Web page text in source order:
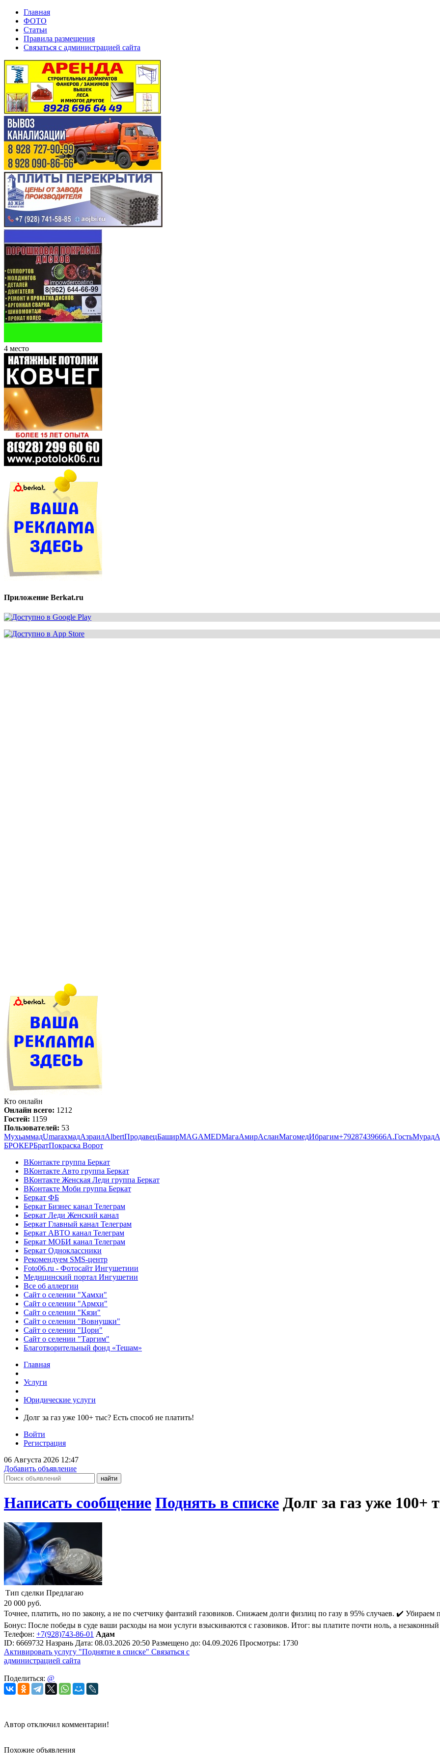
Главная
ФОТО
Статьи
Правила размещения
Связаться с администрацией сайта
4 место
Приложение Berkat.ru
Кто онлайн
Онлайн всего: 1212
Гостей: 1159
Пользователей: 53
МухьаммадUmarахмадАзраилAlbertПродавецБаширMAGAMEDМагаАмирАсланМагомедИбрагим+79287439666А.ГостьМурад
БРОКЕРБратПокраска Ворот
ВКонтакте группа Беркат
ВКонтакте Авто группа Беркат
ВКонтакте Женская Леди группа Беркат
ВКонтакте Моби группа Беркат
Беркат ФБ
Беркат Бизнес канал Телеграм
Беркат Леди Женский канал
Беркат Главный канал Телеграм
Беркат АВТО канал Телеграм
Беркат МОБИ канал Телеграм
Беркат Одноклассники
Рекомендуем SMS-центр
Foto06.ru - Фотосайт Ингушетиии
Медицинский портал Ингушетии
Все об аллергии
Сайт о селении "Хамхи"
Сайт о селении "Армхи"
Сайт о селении "Кязи"
Сайт о селении "Вовнушки"
Сайт о селении "Цори"
Сайт о селении "Таргим"
Благотворительный фонд «Тешам»
Главная
Услуги
Юридические услуги
Долг за газ уже 100+ тыс? Есть способ не платить!
Войти
Регистрация
06 Августа 2026 12:47
Добавить объявление
Написать сообщение Поднять в списке Долг за газ уже 100+
Тип сделки Предлагаю
20 000 руб.
Точнее, платить, но по закону, а не по счетчику фантазий газовиков. Снижаем долги физлиц по газу в 95% случаев. ✔️
Бонус: После победы в суде ваши расходы на мои услуги взыскиваются с газовиков. Итог: вы платите почти ноль, а
Телефон: +7(928)743-86-01 Адам
ID: 6669732 Назрань Дата: 08.03.2026 20:50 Размещено до: 04.09.2026 Просмотры: 1730
Активировать услугу "Поднятие в списке" Связаться с
администрацией сайта
Поделиться: @
Автор отключил комментарии!
Похожие объявления